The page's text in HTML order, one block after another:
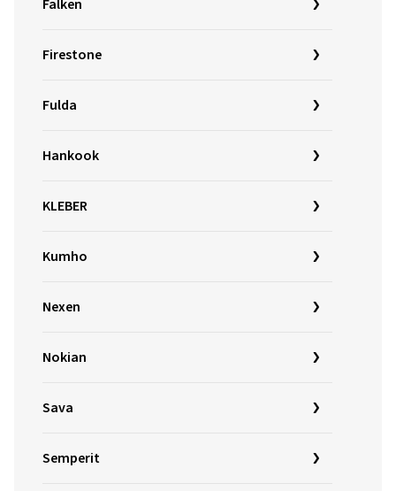
Falken
Firestone
Fulda
Hankook
KLEBER
Kumho
Nexen
Nokian
Sava
Semperit